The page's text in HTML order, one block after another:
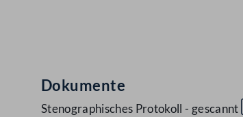
Dokumente
Stenographisches Protokoll - gescannt